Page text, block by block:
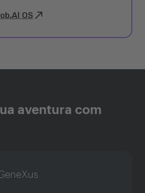
OS
aventura com